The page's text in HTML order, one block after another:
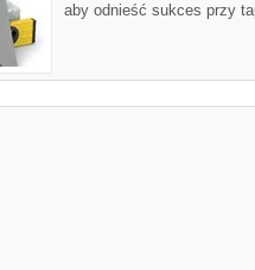
aby odnieść sukces przy